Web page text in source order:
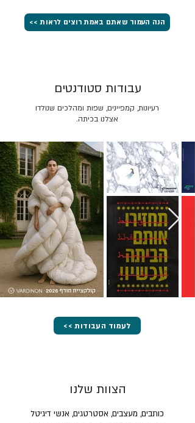
הנה העמוד שאתם באמת רוצים לראות >>
רעיונות, קמפיינים, שפות ומהלכים שנולדו
אצלנו בכיתה.
עבודות סטודנטים
<< לעמוד העבודות
הצוות שלנו
כותבים, מעצבים, אסטרטגים, אנשי דיגיטל